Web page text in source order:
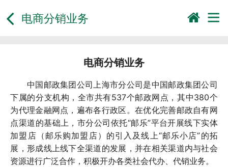
电商分销业务
电商分销业务
中国邮政集团公司上海市分公司是中国邮政集团公司
下属的分支机构，全市共有537个邮政网点，其中380个
为代理金融网点，遍布各行政区。在优化完善邮政自有网
点渠道的基础上，市分公司依托“邮乐”平台开展线下实体
加盟店（邮乐购加盟店）的引入及线上“邮乐小店”的拓
展，形成线上线下全渠道的发展，并在相关渠道内与社会
资源进行广泛合作，积极开办各类社会代办、代销业务。